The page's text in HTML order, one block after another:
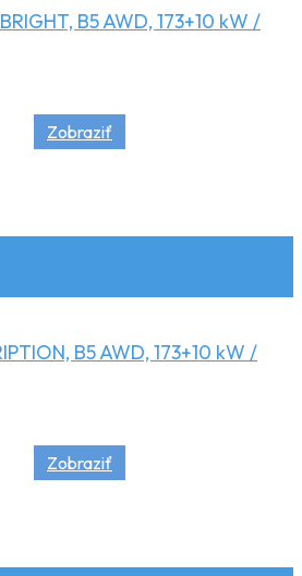
B5 AWD, 173+10 kW /
Zobraziť
B5 AWD, 173+10 kW /
Zobraziť